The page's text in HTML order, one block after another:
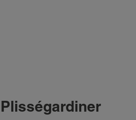
Plisségardiner